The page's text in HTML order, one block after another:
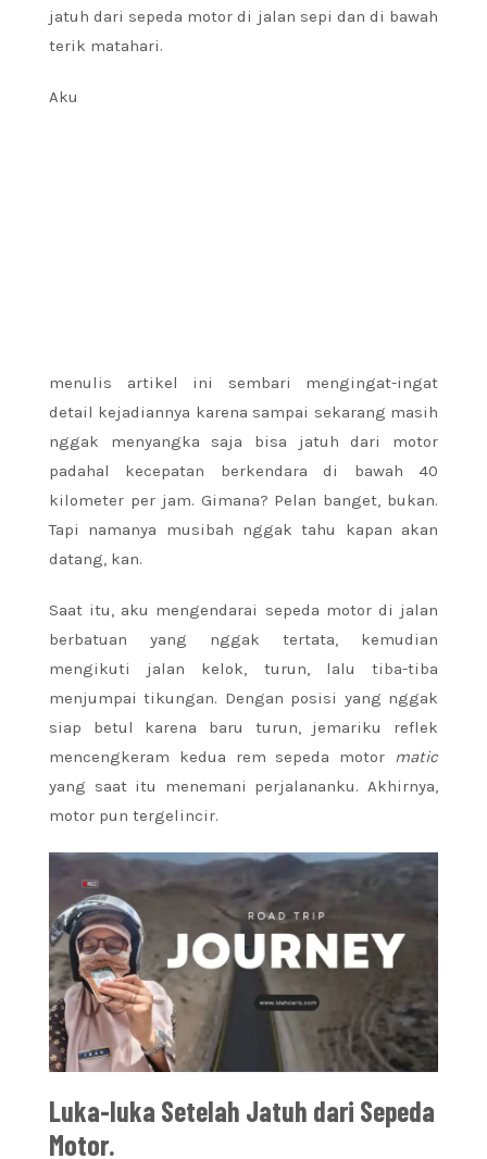
jatuh dari sepeda motor di jalan sepi dan di bawah
terik matahari.
Aku
menulis artikel ini sembari mengingat-ingat
detail kejadiannya karena sampai sekarang masih
nggak menyangka saja bisa jatuh dari motor
padahal kecepatan berkendara di bawah 40
kilometer per jam. Gimana? Pelan banget, bukan.
Tapi namanya musibah nggak tahu kapan akan
datang, kan.
Saat itu, aku mengendarai sepeda motor di jalan
berbatuan yang nggak tertata, kemudian
mengikuti jalan kelok, turun, lalu tiba-tiba
menjumpai tikungan. Dengan posisi yang nggak
siap betul karena baru turun, jemariku reflek
mencengkeram kedua rem sepeda motor matic
yang saat itu menemani perjalananku. Akhirnya,
motor pun tergelincir.
Luka-luka Setelah Jatuh dari Sepeda
Motor.